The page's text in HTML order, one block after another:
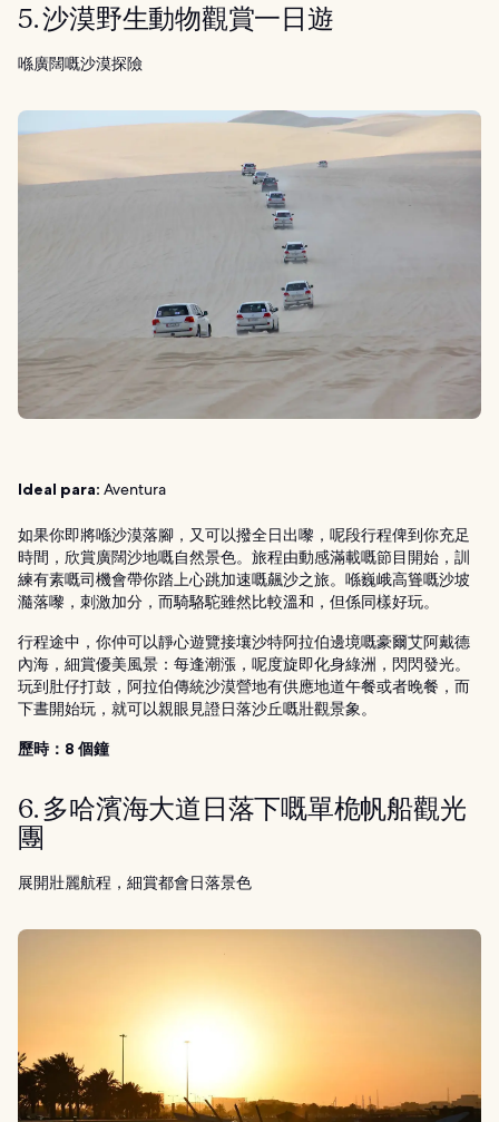
5. 沙漠野生動物觀賞一日遊
喺廣闊嘅沙漠探險
Ideal para: Aventura
如果你即將喺沙漠落腳，又可以撥全日出嚟，呢段行程俾到你充足
時間，欣賞廣闊沙地嘅自然景色。旅程由動感滿載嘅節目開始，訓
練有素嘅司機會帶你踏上心跳加速嘅飆沙之旅。喺巍峨高聳嘅沙坡
瀡落嚟，刺激加分，而騎駱駝雖然比較溫和，但係同樣好玩。
行程途中，你仲可以靜心遊覽接壤沙特阿拉伯邊境嘅豪爾艾阿戴德
內海，細賞優美風景：每逢潮漲，呢度旋即化身綠洲，閃閃發光。
玩到肚仔打鼓，阿拉伯傳統沙漠營地有供應地道午餐或者晚餐，而
下晝開始玩，就可以親眼見證日落沙丘嘅壯觀景象。
歷時：8 個鐘
6. 多哈濱海大道日落下嘅單桅帆船觀光
團
展開壯麗航程，細賞都會日落景色